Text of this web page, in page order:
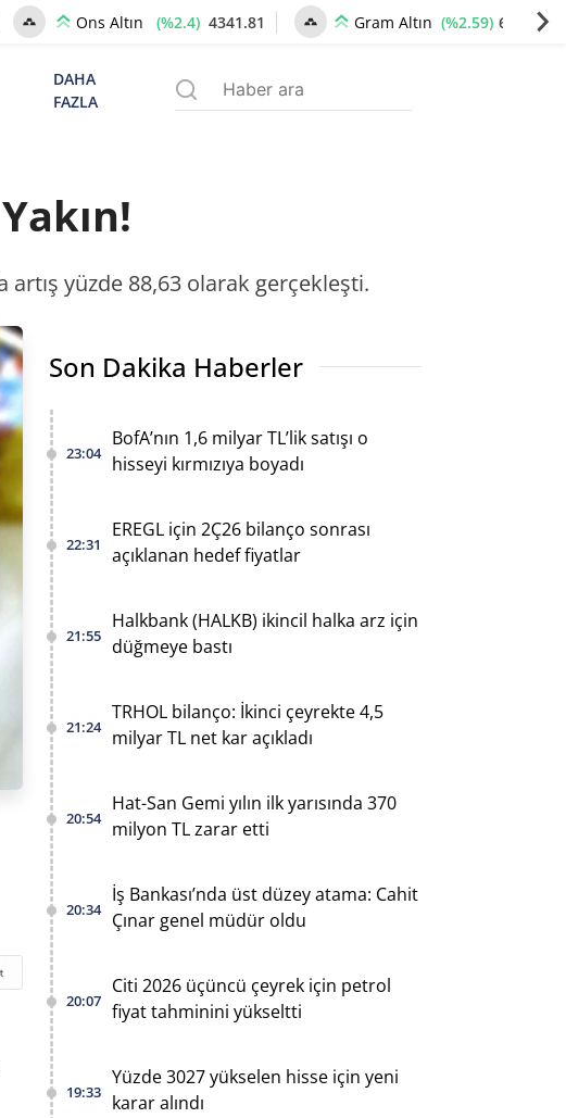
Ons Altın (%2.4) 4341.81 Gram Altın (%2.59) 6660.55
DAHA
FAZLA
artış yüzde 88,63 olarak gerçekleşti.
Son Dakika Haberler
23:04
BofA’nın 1,6 milyar TL’lik satışı o
hisseyi kırmızıya boyadı
22:31
EREGL için 2Ç26 bilanço sonrası
açıklanan hedef fiyatlar
21:55
Halkbank (HALKB) ikincil halka arz için
düğmeye bastı
21:24
TRHOL bilanço: İkinci çeyrekte 4,5
milyar TL net kar açıkladı
20:54
Hat-San Gemi yılın ilk yarısında 370
milyon TL zarar etti
20:34
İş Bankası’nda üst düzey atama: Cahit
Çınar genel müdür oldu
20:07
Citi 2026 üçüncü çeyrek için petrol
fiyat tahminini yükseltti
19:33
Yüzde 3027 yükselen hisse için yeni
karar alındı